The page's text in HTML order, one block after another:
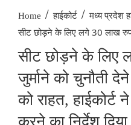
Home / हाईकोर्ट / मध्य प्रदेश
सीट छोड़ने के लिए लगे 30 लाख
सीट छोड़ने के लिए
जुर्माने को चुनौती
को राहत, हाईकोर्ट